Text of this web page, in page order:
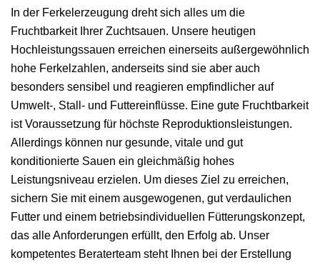
In der Ferkelerzeugung dreht sich alles um die
Fruchtbarkeit Ihrer Zuchtsauen. Unsere heutigen
Hochleistungssauen erreichen einerseits außergewöhnlich
hohe Ferkelzahlen, anderseits sind sie aber auch
besonders sensibel und reagieren empfindlicher auf
Umwelt-, Stall- und Futtereinflüsse. Eine gute Fruchtbarkeit
ist Voraussetzung für höchste Reproduktionsleistungen.
Allerdings können nur gesunde, vitale und gut
konditionierte Sauen ein gleichmäßig hohes
Leistungsniveau erzielen. Um dieses Ziel zu erreichen,
sichern Sie mit einem ausgewogenen, gut verdaulichen
Futter und einem betriebsindividuellen Fütterungskonzept,
das alle Anforderungen erfüllt, den Erfolg ab. Unser
kompetentes Beraterteam steht Ihnen bei der Erstellung